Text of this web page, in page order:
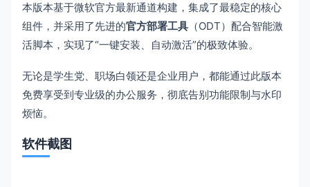
本版本基于微软官方最新通道构建，集成了最稳定的核心
组件，并采用了先进的官方部署工具 （ODT）配合智能激
活脚本，实现了“一键安装、自动激活”的极致体验。
无论是学生党、职场白领还是企业用户，都能通过此版本
免费享受到专业级的办公服务，彻底告别功能限制与水印
烦恼。
软件截图